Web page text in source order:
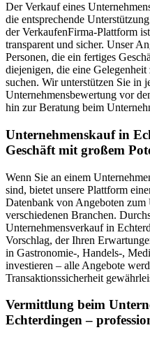
Der Verkauf eines
die entsprechende
der VerkaufenFirma-Plattform
transparent und sicher. Unser
Personen, die ein fertiges
diejenigen, die eine
suchen. Wir unterstützen Sie in
Unternehmensbewertung vor
hin zur Beratung beim
Unternehmenskauf in
Geschäft mit großem
Wenn Sie an einem
sind, bietet unsere Plattform
Datenbank von Angeboten zum
verschiedenen Branchen.
Unternehmensverkauf in
Vorschlag, der Ihren
in Gastronomie-, Handels-,
investieren – alle Angebote
Transaktionssicherheit
Vermittlung beim
Echterdingen –